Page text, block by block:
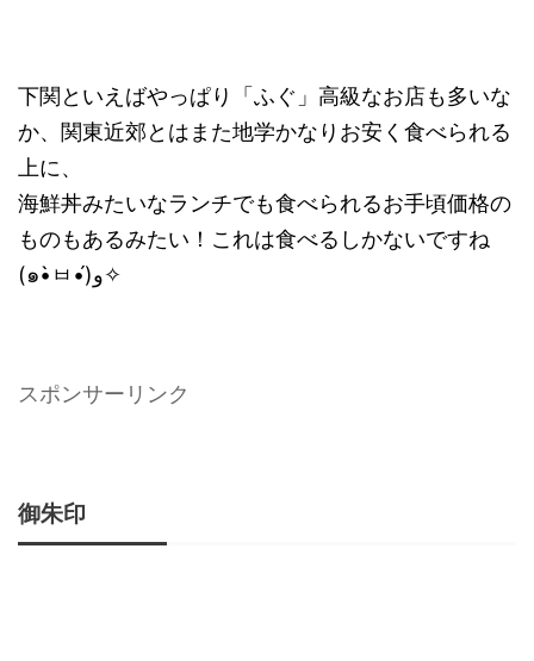
下関といえばやっぱり「ふぐ」高級なお店も多いな
か、関東近郊とはまた地学かなりお安く食べられる
上に、
海鮮丼みたいなランチでも食べられるお手頃価格の
ものもあるみたい！これは食べるしかないですね
(๑•̀ㅂ•́)و✧
スポンサーリンク
御朱印